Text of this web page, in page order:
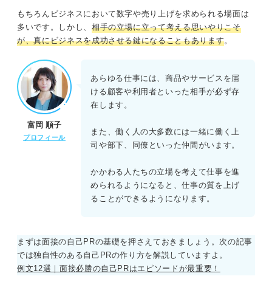
もちろんビジネスにおいて数字や売り上げを求められる場面は
多いです。しかし、 相手の立場に立って考える思いやりこそ
が、真にビジネスを成功させる鍵になることもあります。
富岡 順子
プロフィール
あらゆる仕事には、商品やサービスを届
ける顧客や利用者といった相手が必ず存
在します。
また、働く人の大多数には一緒に働く上
司や部下、同僚といった仲間がいます。
かかわる人たちの立場を考えて仕事を進
められるようになると、仕事の質を上げ
ることができるようになります。
まずは面接の自己PRの基礎を押さえておきましょう。次の記事
では独自性のある自己PRの作り方を解説していますよ。
例文12選｜面接必勝の自己PRはエピソードが最重要！
②相手の気持ちに立って発言をする
④相手を受け入れる気持ちを持つ
⑤相手の発言や行動の意図を汲み取る
⑥観察力を鍛える
リスクをカバーして相手の立場に立って考える力で内定を